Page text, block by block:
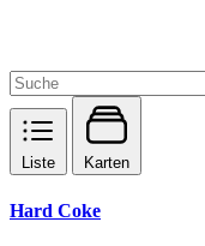
Liste Karten
Hard Coke